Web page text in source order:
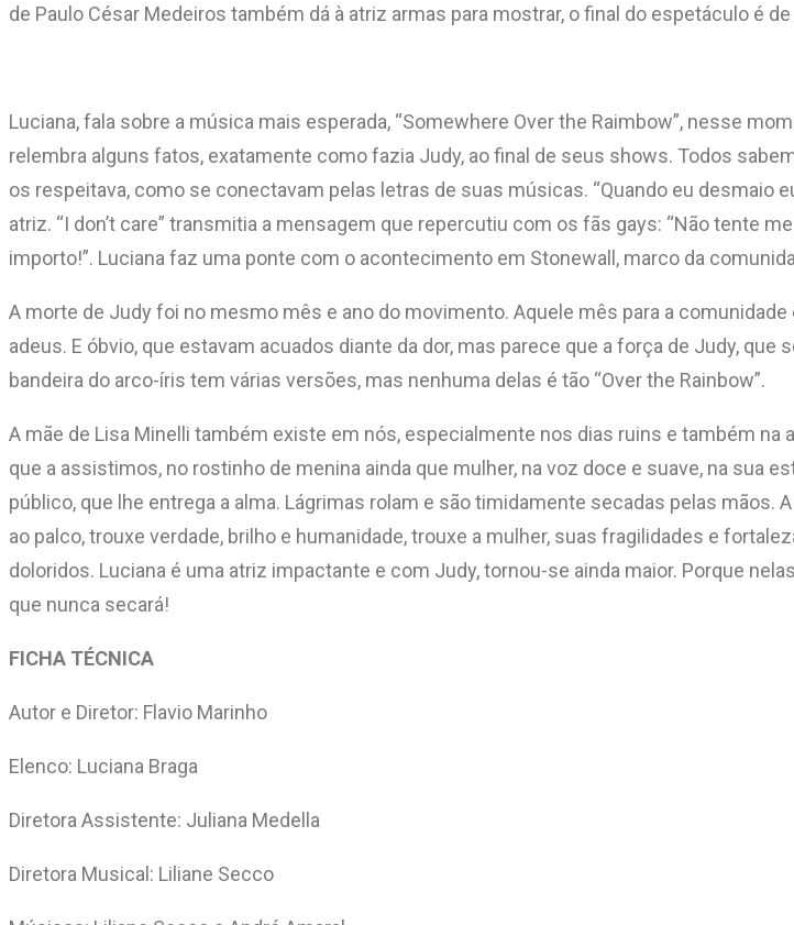
de Paulo César Medeiros também dá à atriz armas para mostrar, o final do espetáculo é
Luciana, fala sobre a música mais esperada, “Somewhere Over the Raimbow”, nesse
relembra alguns fatos, exatamente como fazia Judy, ao final de seus shows. Todos
os respeitava, como se conectavam pelas letras de suas músicas. “Quando eu desmaio
atriz. “I don’t care” transmitia a mensagem que repercutiu com os fãs gays: “Não tente
importo!”. Luciana faz uma ponte com o acontecimento em Stonewall, marco da
A morte de Judy foi no mesmo mês e ano do movimento. Aquele mês para a
adeus. E óbvio, que estavam acuados diante da dor, mas parece que a força de Judy,
bandeira do arco-íris tem várias versões, mas nenhuma delas é tão “Over the Rainbow”.
A mãe de Lisa Minelli também existe em nós, especialmente nos dias ruins e também
que a assistimos, no rostinho de menina ainda que mulher, na voz doce e suave, na sua
público, que lhe entrega a alma. Lágrimas rolam e são timidamente secadas pelas
ao palco, trouxe verdade, brilho e humanidade, trouxe a mulher, suas fragilidades e
doloridos. Luciana é uma atriz impactante e com Judy, tornou-se ainda maior. Porque
que nunca secará!
FICHA TÉCNICA
Autor e Diretor: Flavio Marinho
Elenco: Luciana Braga
Diretora Assistente: Juliana Medella
Diretora Musical: Liliane Secco